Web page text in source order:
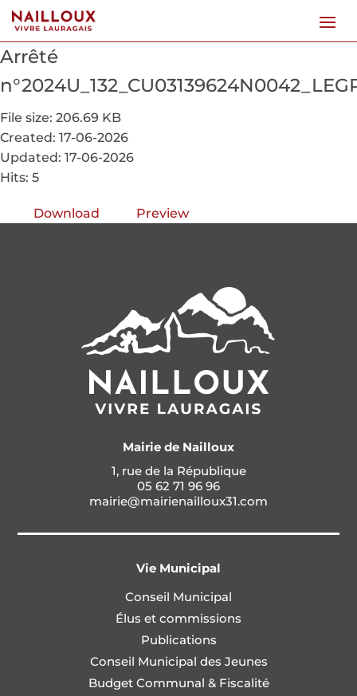
Arrêté
File size: 206.69 KB
Created: 17-06-2026
Updated: 17-06-2026
Hits: 5
Download Preview
Mairie de Nailloux
1, rue de la République
05 62 71 96 96
mairie@mairienailloux31.com
Vie Municipal
Conseil Municipal
Élus et commissions
Publications
Conseil Municipal des Jeunes
Budget Communal & Fiscalité